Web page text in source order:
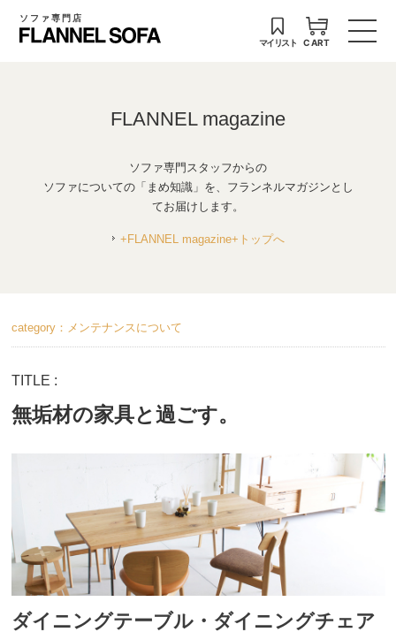
ソファ専門店
マイリスト CART
FLANNEL magazine
ソファ専門スタッフからの
ソファについての「まめ知識」を、フランネルマガジンとし
てお届けします。
+FLANNEL magazine+トップへ
category：メンテナンスについて
TITLE :
無垢材の家具と過ごす。
ダイニングテーブル・ダイニングチェア